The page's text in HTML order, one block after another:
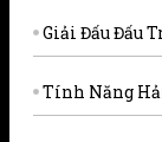
Giải Đấu Đấu
Tính Năng